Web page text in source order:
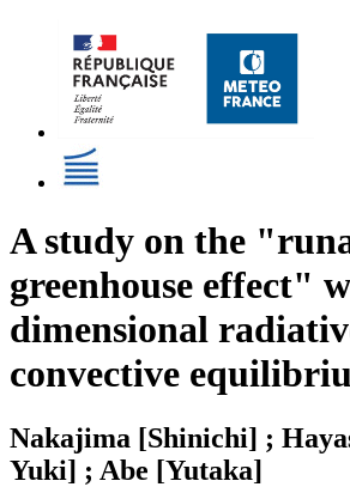
A study on the
greenhouse effect"
dimensional
convective
Nakajima [Shinichi] ;
Yuki] ; Abe [Yutaka]